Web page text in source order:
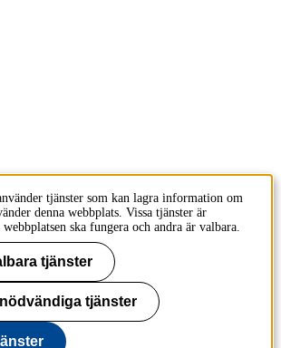
KTH
tjänster som kan lagra information om
denna webbplats. Vissa tjänster är
ska fungera och andra är valbara.
tjänster
tjänster